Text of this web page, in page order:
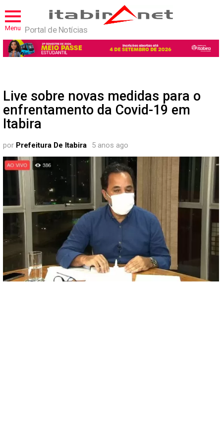
Menu Portal de Notícias
Live sobre novas medidas para o
enfrentamento da Covid-19 em
Itabira
por Prefeitura De Itabira 5 anos ago